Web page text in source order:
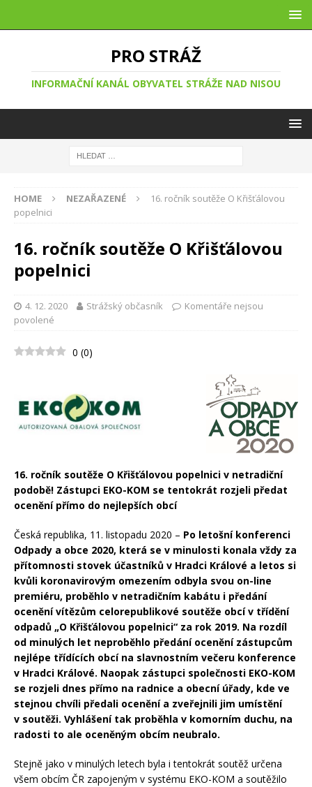
PRO STRÁŽ
INFORMAČNÍ KANÁL OBYVATEL STRÁŽE NAD NISOU
HOME NEZAŘAZENÉ
16. ročník soutěže O Křišťálovou
popelnici
16. ročník soutěže O Křišťálovou
popelnici
4. 12. 2020 Strážský občasník
Komentáře nejsou
povolené
0 (0)
16. ročník soutěže O Křišťálovou popelnici v netradiční
podobě! Zástupci EKO-KOM se tentokrát rozjeli předat
ocenění přímo do nejlepších obcí
Česká republika, 11. listopadu 2020 – Po letošní konferenci
Odpady a obce 2020, která se v minulosti konala vždy za
přítomnosti stovek účastníků v Hradci Králové a letos si
kvůli koronavirovým omezením odbyla svou on-line
premiéru, proběhlo v netradičním kabátu i předání
ocenění vítězům celorepublikové soutěže obcí v třídění
odpadů „O Křišťálovou popelnici“ za rok 2019. Na rozdíl
od minulých let neproběhlo předání ocenění zástupcům
nejlépe třídících obcí na slavnostním večeru konference
v Hradci Králové. Naopak zástupci společnosti EKO-KOM
se rozjeli dnes přímo na radnice a obecní úřady, kde ve
stejnou chvíli předali ocenění a zveřejnili jim umístění
v soutěži. Vyhlášení tak proběhla v komorním duchu, na
radosti to ale oceněným obcím neubralo.
Stejně jako v minulých letech byla i tentokrát soutěž určena
všem obcím ČR zapojeným v systému EKO-KOM a soutěžilo